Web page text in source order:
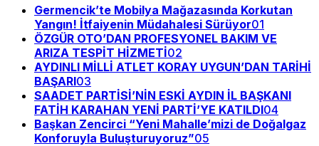
Germencik’te Mobilya Mağazasında Korkutan
Yangın! İtfaiyenin Müdahalesi Sürüyor01
ÖZGÜR OTO’DAN PROFESYONEL BAKIM VE
ARIZA TESPİT HİZMETİ02
AYDINLI MİLLİ ATLET KORAY UYGUN’DAN TARİHİ
BAŞARI03
SAADET PARTİSİ’NİN ESKİ AYDIN İL BAŞKANI
FATİH KARAHAN YENİ PARTİ’YE KATILDI04
Başkan Zencirci “Yeni Mahalle’mizi de Doğalgaz
Konforuyla Buluşturuyoruz”05